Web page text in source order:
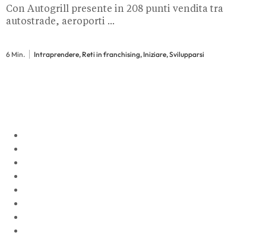
Con Autogrill presente in 208 punti vendita tra
autostrade, aeroporti ...
6 Min. Intraprendere, Reti in franchising, Iniziare, Svilupparsi